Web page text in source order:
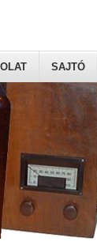
SAJTÓ